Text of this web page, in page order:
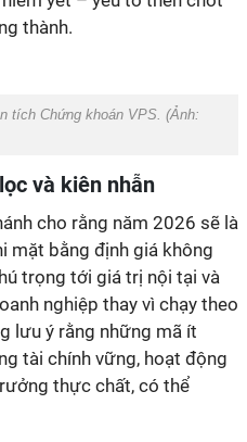
thành.
tích Chứng khoán VPS. (Ảnh:
và kiên nhẫn
cho rằng năm 2026 sẽ là
mặt bằng định giá không
trọng tới giá trị nội tại và
nghiệp thay vì chạy theo
lưu ý rằng những mã ít
tài chính vững, hoạt động
thực chất, có thể